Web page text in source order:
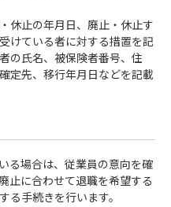
休止の年月日、廃止・休止す
けている者に対する措置を記
の氏名、被保険者番号、住
定先、移行年月日などを記載
る場合は、従業員の意向を確
止に合わせて退職を希望する
る手続きを行います。